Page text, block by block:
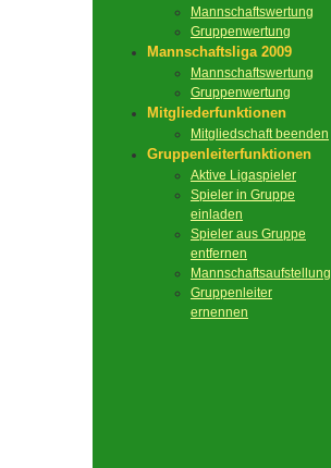
Mannschaftswertung
Gruppenwertung
Mannschaftsliga 2009
Mannschaftswertung
Gruppenwertung
Mitgliederfunktionen
Mitgliedschaft beenden
Gruppenleiterfunktionen
Aktive Ligaspieler
Spieler in Gruppe
einladen
Spieler aus Gruppe
entfernen
Mannschaftsaufstellung
Gruppenleiter
ernennen